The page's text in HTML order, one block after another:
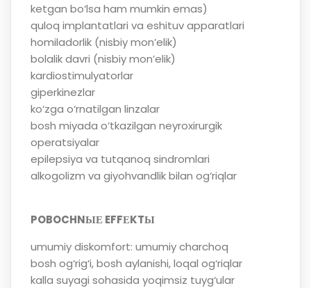
ketgan bo‘lsa ham mumkin emas)
quloq implantatlari va eshituv apparatlari
homiladorlik (nisbiy mon’elik)
bolalik davri (nisbiy mon’elik)
kardiostimulyatorlar
giperkinezlar
ko‘zga o‘rnatilgan linzalar
bosh miyada o‘tkazilgan neyroxirurgik
operatsiyalar
epilepsiya va tutqanoq sindromlari
alkogolizm va giyohvandlik bilan og‘riqlar
POBOCHNЫЕ EFFЕKTЫ
umumiy diskomfort: umumiy charchoq
bosh og‘rig‘i, bosh aylanishi, loqal og‘riqlar
kalla suyagi sohasida yoqimsiz tuyg‘ular